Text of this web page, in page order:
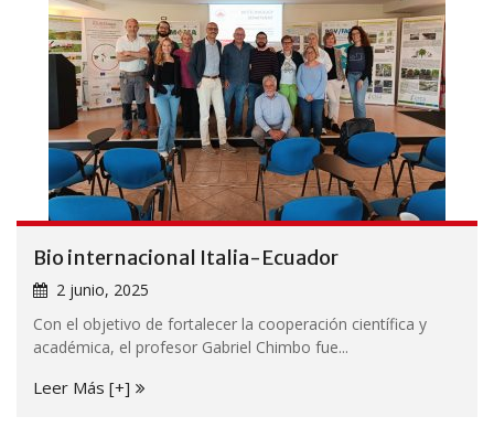
Bio internacional Italia-Ecuador
2 junio, 2025
Con el objetivo de fortalecer la cooperación científica y
académica, el profesor Gabriel Chimbo fue...
Leer Más [+]